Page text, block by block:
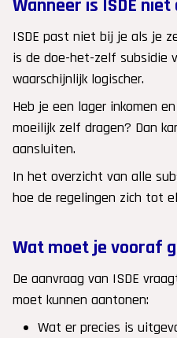
Wanneer is ISDE
ISDE past niet bij je als je
is de doe-het-zelf subsidie
waarschijnlijk logischer.
Heb je een lager inkomen
moeilijk zelf dragen? Dan
aansluiten.
In het overzicht van alle
hoe de regelingen zich tot
Wat moet je vooraf
De aanvraag van ISDE
moet kunnen aantonen:
Wat er precies is